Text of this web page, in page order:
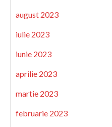
august 2023
iulie 2023
iunie 2023
aprilie 2023
martie 2023
februarie 2023